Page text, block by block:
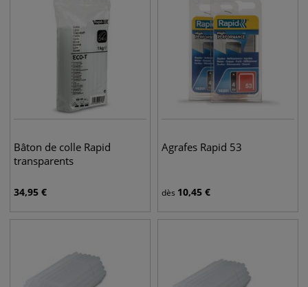
Bâton de colle Rapid
transparents
34,95 €
Agrafes Rapid 53
dès 10,45 €